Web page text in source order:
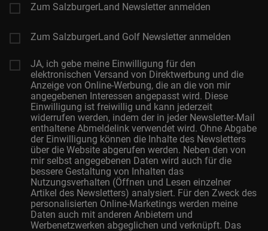
Zum SalzburgerLand Newsletter anmelden
Zum SalzburgerLand Golf Newsletter anmelden
JA, ich gebe meine Einwilligung für den
elektronischen Versand von Direktwerbung und die
Anzeige von Online-Werbung, die an die von mir
angegebenen Interessen angepasst wird. Diese
Einwilligung ist freiwillig und kann jederzeit
widerrufen werden, indem der in jeder Newsletter-Mail
enthaltene Abmeldelink verwendet wird. Ohne Abgabe
der Einwilligung können die Inhalte des Newsletters
über die Website abgerufen werden. Neben den von
mir selbst angegebenen Daten wird auch für die
bessere Gestaltung von Inhalten das
Nutzungsverhalten (Öffnen und Lesen einzelner
Artikel des Newsletters) analysiert. Für den Zweck des
personalisierten Online-Marketings werden meine
Daten auch mit anderen Anbietern und
Werbenetzwerken abgeglichen und verknüpft. Das